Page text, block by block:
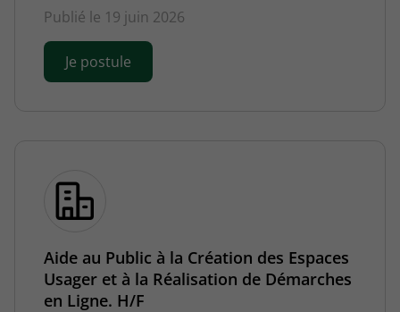
Publié le 19 juin 2026
Je postule
Aide au Public à la Création des Espaces
Usager et à la Réalisation de Démarches
en Ligne. H/F